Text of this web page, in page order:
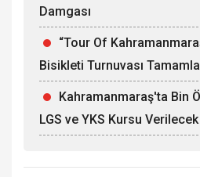
Damgası
“Tour Of
Bisikleti Turnuvası
Kahramanmaraş'ta Bin
LGS ve YKS Kursu Verilecek